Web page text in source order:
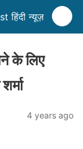
हिंदी न्यूज़
के लिए
4 years ago